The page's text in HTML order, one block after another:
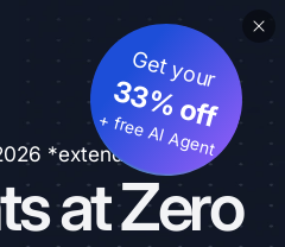
*extended
at Zero
Get your
33% off
+ free AI Agent